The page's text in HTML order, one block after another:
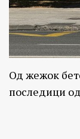
Од жежок
последици